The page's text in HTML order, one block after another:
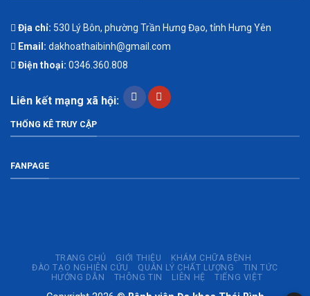
Địa chỉ: 530 Lý Bôn, phường Trần Hưng Đạo, tỉnh Hưng Yên
Email: dakhoathaibinh@gmail.com
Điện thoại: 0346.360.808
Liên kết mạng xã hội:
THỐNG KÊ TRUY CẬP
FANPAGE
TRANG CHỦ GIỚI THIỆU
KHÁM CHỮA BỆNH
ĐÀO TẠO NGHIÊN CỨU
QUẢN LÝ CHẤT LƯỢNG
TIN TỨC
HƯỚNG DẪN
THÔNG TIN LIÊN HỆ TIẾNG VIỆT